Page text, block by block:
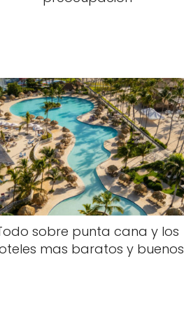
sobre punta cana y los
mas baratos y buenos